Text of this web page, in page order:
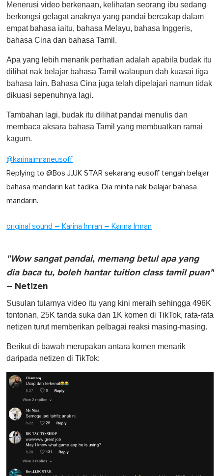
Menerusi video berkenaan, kelihatan seorang ibu sedang
berkongsi gelagat anaknya yang pandai bercakap dalam
empat bahasa iaitu, bahasa Melayu, bahasa Inggeris,
bahasa Cina dan bahasa Tamil.
Apa yang lebih menarik perhatian adalah apabila budak itu
dilihat nak belajar bahasa Tamil walaupun dah kuasai tiga
bahasa lain. Bahasa Cina juga telah dipelajari namun tidak
dikuasi sepenuhnya lagi.
Tambahan lagi, budak itu dilihat pandai menulis dan
membaca aksara bahasa Tamil yang membuatkan ramai
kagum.
@karinaimraneusoff
Replying to @Bos JJJK STAR sekarang eusoff tengah belajar
bahasa mandarin kat tadika. Dia minta nak belajar bahasa
mandarin.
original sound – Karina Imran – Karina Imran
"Wow sangat pandai, memang betul apa yang
dia baca tu, boleh hantar tuition class tamil puan"
– Netizen
Susulan tularnya video itu yang kini meraih sehingga 496K
tontonan, 25K tanda suka dan 1K komen di TikTok, rata-rata
netizen turut memberikan pelbagai reaksi masing-masing.
Berikut di bawah merupakan antara komen menarik
daripada netizen di TikTok: